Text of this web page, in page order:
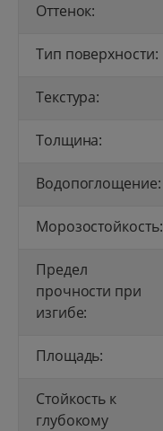
Оттенок:
Тип поверхности:
Текстура:
Толщина:
Водопоглощение:
Морозостойкость:
Предел
прочности при
изгибе:
Площадь:
Стойкость к
глубокому